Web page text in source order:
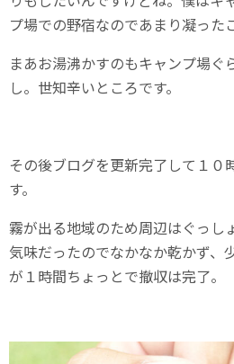
プ場での野宿なのであまり凝った
まあお湯沸かすのもキャンプ場ぐ
し。世知辛いところです。
その後ブログを更新完了して１０
す。
霧が出る地域のため周辺はぐっし
気味だったのでなかなか乾かず、
が１時間ちょっとで撤収は完了。